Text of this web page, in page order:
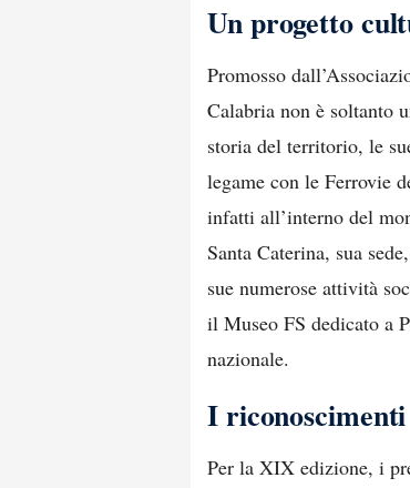
Un progetto
Promosso
Calabria non è soltanto
storia del territorio, le
legame con le Ferrovie
infatti all’interno del
Santa Caterina, sua
sue numerose attività
il Museo FS dedicato a
nazionale.
I riconoscimenti
Per la XIX edizione, i